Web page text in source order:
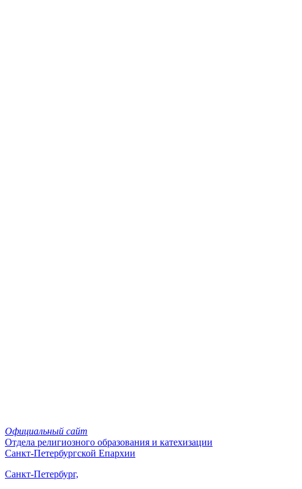
Официальный сайт
Отдела религиозного образования и катехизации
Санкт-Петербургской Епархии
Санкт-Петербург,